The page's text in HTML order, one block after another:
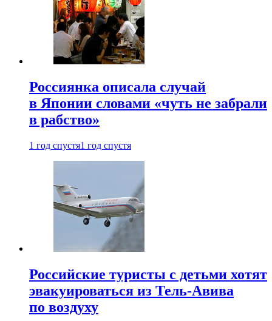
Россиянка описала случай
в Японии словами «чуть не забрали
в рабство»
1 год спустя1 год спустя
Российские туристы с детьми хотят
эвакуироваться из Тель-Авива
по воздуху